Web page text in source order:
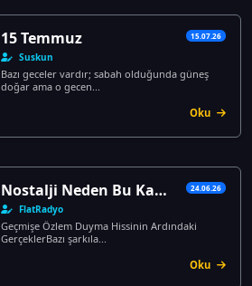
15 Temmuz 15.07.26
Suskun
Bazı geceler vardır; sabah olduğunda güneş
doğar ama o gecen...
Oku
Nostalji Neden Bu Kadar Güçlü Bir Duygu? 24.06.26
FlatRadyo
Geçmişe Özlem Duyma Hissinin Ardındaki
GerçeklerBazı şarkıla...
Oku